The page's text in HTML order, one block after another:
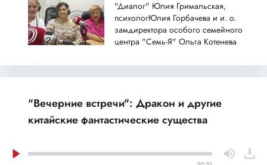
"Диалог" Юлия Гримальская,
психологЮлия Горбачева и и. о.
замдиректора особого семейного
центра "Семь-Я" Ольга Котенева
"Вечерние встречи": Дракон и другие
китайские фантастические существа